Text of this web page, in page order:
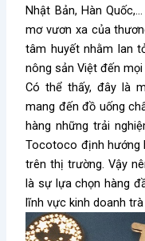
Nhật Bản, Hàn
mơ vươn xa của
tâm huyết nhằm lan
nông sản Việt đến
Có thể thấy, đây là
mang đến đồ uống
hàng những trải
Tocotoco định hướng
trên thị trường. Vậy
là sự lựa chọn hàng
lĩnh vực kinh doanh